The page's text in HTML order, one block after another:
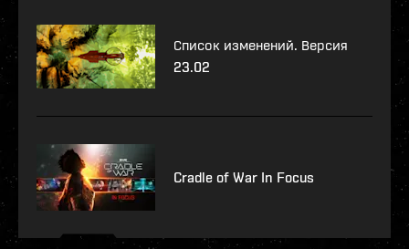
Список изменений. Версия
23.02
Cradle of War In Focus